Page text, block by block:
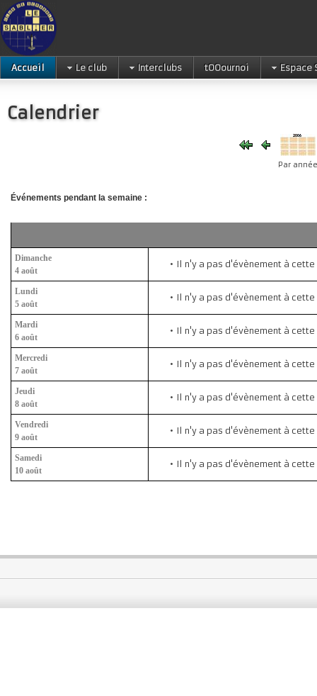
Accueil Le club Interclubs tOOournoi Espace
Calendrier
Par année
Événements pendant la semaine :
Dimanche
4 août
Il n'y a pas d'évènement à
Lundi
5 août
Il n'y a pas d'évènement à
Mardi
6 août
Il n'y a pas d'évènement à
Mercredi
7 août
Il n'y a pas d'évènement à
Jeudi
8 août
Il n'y a pas d'évènement à
Vendredi
9 août
Il n'y a pas d'évènement à
Samedi
10 août
Il n'y a pas d'évènement à